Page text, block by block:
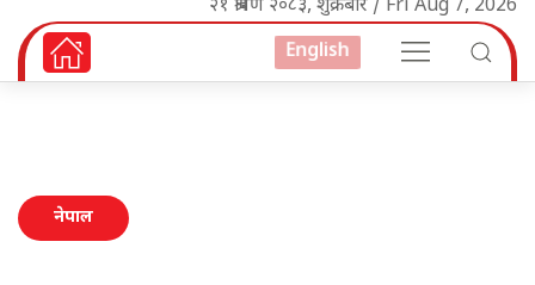
२१ श्रावण २०८३, शुक्रबार / Fri Aug 7, 2026
English
नेपाल